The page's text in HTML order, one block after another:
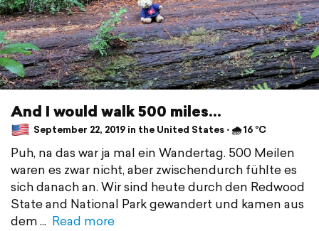
And I would walk 500 miles...
September 22, 2019 in the United States ⋅ 🌧 16 °C
Puh, na das war ja mal ein Wandertag. 500 Meilen
waren es zwar nicht, aber zwischendurch fühlte es
sich danach an. Wir sind heute durch den Redwood
State and National Park gewandert und kamen aus
dem
Read more